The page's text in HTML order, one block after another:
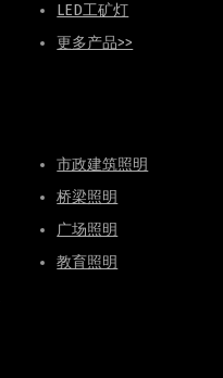
LED工矿灯
更多产品>>
市政建筑照明
桥梁照明
广场照明
教育照明